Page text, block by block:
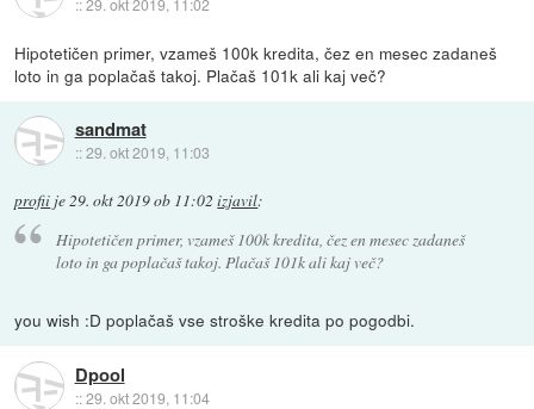
::29. okt 2019, 11:02
Hipotetičen primer, vzameš 100k kredita, čez en mesec zadaneš
loto in ga poplačaš takoj. Plačaš 101k ali kaj več?
sandmat
::29. okt 2019, 11:03
profii je29. okt 2019 ob 11:02 izjavil:
Hipotetičen primer, vzameš 100k kredita, čez en mesec zadaneš
loto in ga poplačaš takoj. Plačaš 101k ali kaj več?
you wish :D poplačaš vse stroške kredita po pogodbi.
Dpool
::29. okt 2019, 11:04